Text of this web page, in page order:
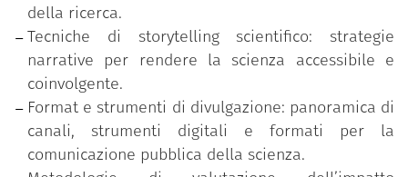
della ricerca.
Tecniche di storytelling scientifico: strategie
narrative per rendere la scienza accessibile e
coinvolgente.
Format e strumenti di divulgazione: panoramica di
canali, strumenti digitali e formati per la
comunicazione pubblica della scienza.